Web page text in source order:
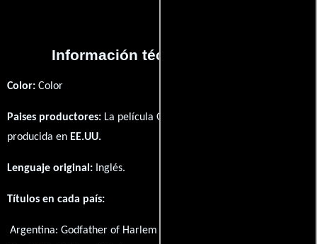
Información técnica y general
Color: Color
Paises productores: La película Godfather of Harlem fué
producida en EE.UU.
Lenguaje original: Inglés.
Títulos en cada país:
Argentina:Godfather of Harlem